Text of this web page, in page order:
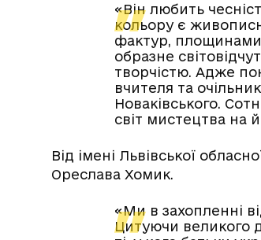
«Він любить
кольору є
фактур, площинами
образне
творчістю. Адже
вчителя та
Новаківського.
світ мистецтва на
Від імені Львівської
Ореслава Хомик.
«Ми в захопленні
Цитуючи великого